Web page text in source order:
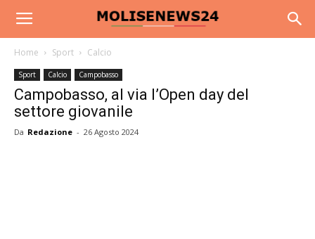
Home Sport Calcio
Sport Calcio Campobasso
Campobasso, al via l’Open day del
settore giovanile
Da Redazione - 26 Agosto 2024